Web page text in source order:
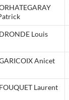
Louis
Anicet
Laurent